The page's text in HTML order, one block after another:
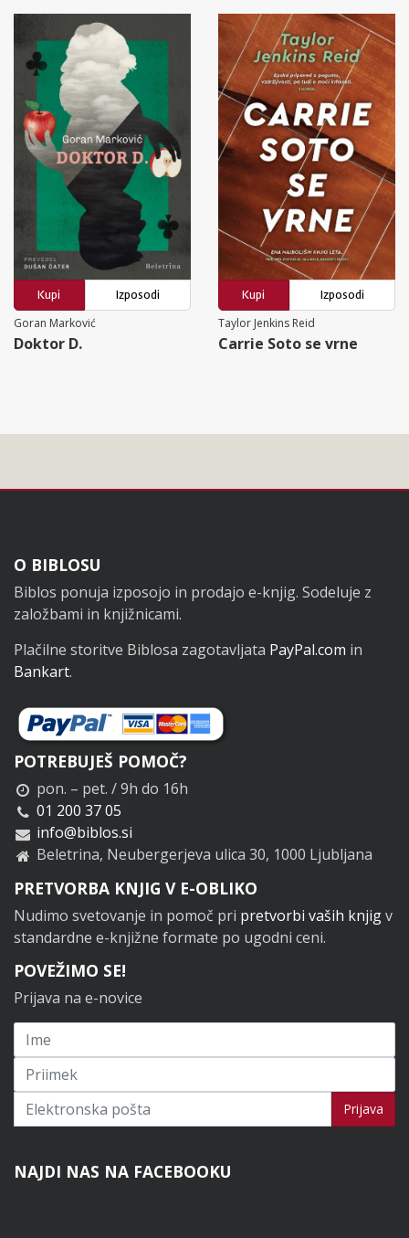
Kupi
Izposodi
Goran Marković
Doktor D.
Kupi
Izposodi
Taylor Jenkins Reid
Carrie Soto se vrne
Noga
O BIBLOSU
Biblos ponuja izposojo in prodajo e-knjig. Sodeluje z
založbami in knjižnicami.
Plačilne storitve Biblosa zagotavljata PayPal.com in
Bankart.
POTREBUJEŠ POMOČ?
pon. – pet. / 9h do 16h
01 200 37 05
info@biblos.si
Beletrina, Neubergerjeva ulica 30, 1000 Ljubljana
PRETVORBA KNJIG V E-OBLIKO
Nudimo svetovanje in pomoč pri pretvorbi vaših knjigv
standardne e-knjižne formate po ugodni ceni.
POVEŽIMO SE!
Prijava na e-novice
Prijavi se na novice Prijava
NAJDI NAS NA FACEBOOKU